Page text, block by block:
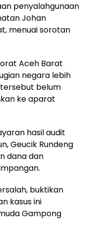
penyalahgunaan
Johan
menuai sorotan
Aceh Barat
negara lebih
tersebut belum
ke aparat
hasil audit
Geucik Rundeng
dana dan
buktikan
kasus ini
Gampong